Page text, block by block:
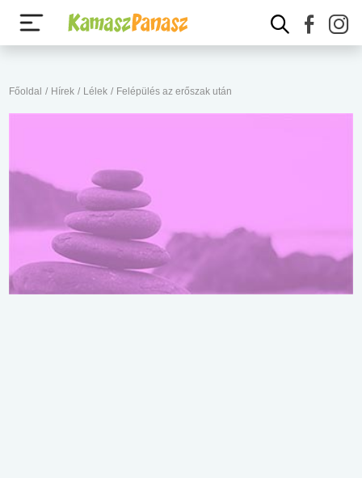
Főoldal / Hírek / Lélek / Felépülés az erőszak után